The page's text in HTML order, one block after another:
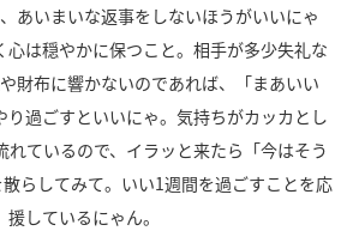
あいまいな返事をしないほうがいいにゃ
心は穏やかに保つこと。相手が多少失礼な
財布に響かないのであれば、「まあいい
り過ごすといいにゃ。気持ちがカッカとし
れているので、イラッと来たら「今はそう
らしてみて。いい1週間を過ごすことを応
援しているにゃん。